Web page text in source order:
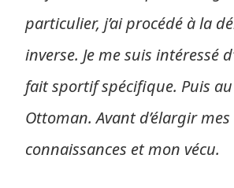
particulier, j’ai procédé à la
inverse. Je me suis intéressé
fait sportif spécifique. Puis
Ottoman. Avant d’élargir mes
connaissances et mon vécu.